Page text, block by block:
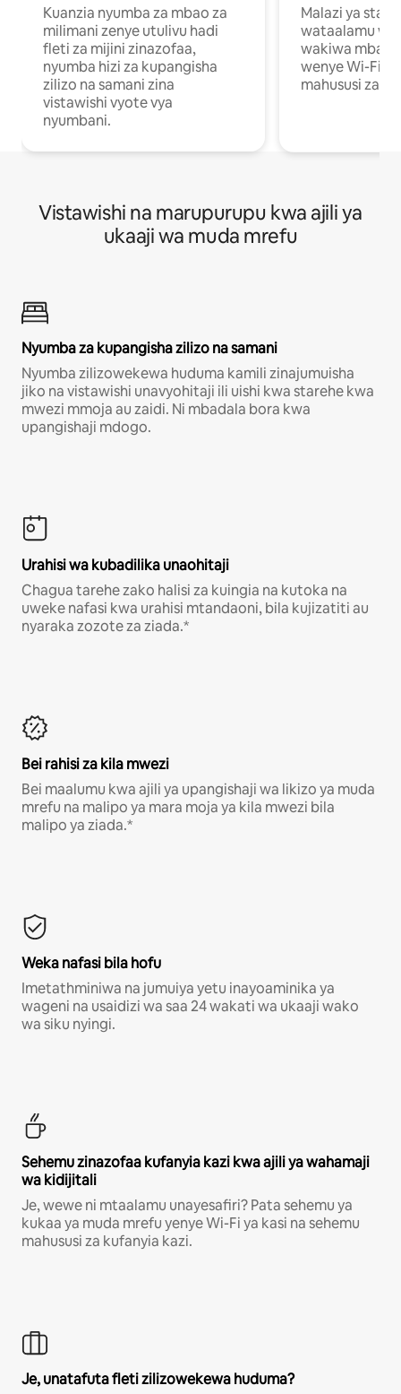
Kuanzia nyumba za mbao za
milimani zenye utulivu hadi
fleti za mijini zinazofaa,
nyumba hizi za kupangisha
zilizo na samani zina
vistawishi vyote vya
nyumbani.
Malazi ya
wataalamu
wakiwa mbali
wenye Wi-Fi
mahususi za
Vistawishi na marupurupu kwa ajili ya
ukaaji wa muda mrefu
Nyumba za kupangisha zilizo na samani
Nyumba zilizowekewa huduma kamili zinajumuisha
jiko na vistawishi unavyohitaji ili uishi kwa starehe kwa
mwezi mmoja au zaidi. Ni mbadala bora kwa
upangishaji mdogo.
Urahisi wa kubadilika unaohitaji
Chagua tarehe zako halisi za kuingia na kutoka na
uweke nafasi kwa urahisi mtandaoni, bila kujizatiti au
nyaraka zozote za ziada.*
Bei rahisi za kila mwezi
Bei maalumu kwa ajili ya upangishaji wa likizo ya muda
mrefu na malipo ya mara moja ya kila mwezi bila
malipo ya ziada.*
Weka nafasi bila hofu
Imetathminiwa na jumuiya yetu inayoaminika ya
wageni na usaidizi wa saa 24 wakati wa ukaaji wako
wa siku nyingi.
Sehemu zinazofaa kufanyia kazi kwa ajili ya wahamaji
wa kidijitali
Je, wewe ni mtaalamu unayesafiri? Pata sehemu ya
kukaa ya muda mrefu yenye Wi-Fi ya kasi na sehemu
mahususi za kufanyia kazi.
Je, unatafuta fleti zilizowekewa huduma?